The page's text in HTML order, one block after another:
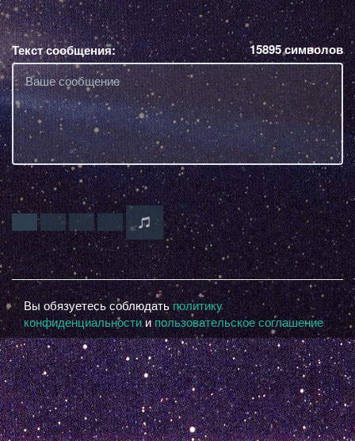
Текст сообщения: 15895символов
Вы обязуетесь соблюдатьполитику
конфиденциальностиипользовательское соглашение